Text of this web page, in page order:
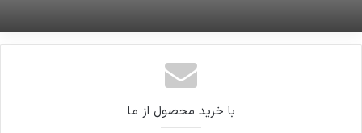
با خرید محصول از ما